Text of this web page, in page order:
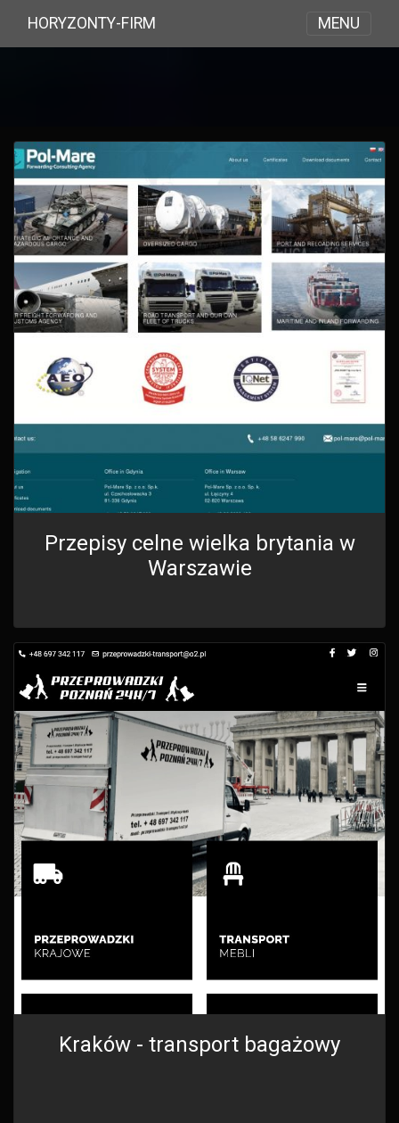
HORYZONTY-FIRM MENU
Przepisy celne wielka brytania w
Warszawie
Kraków - transport bagażowy